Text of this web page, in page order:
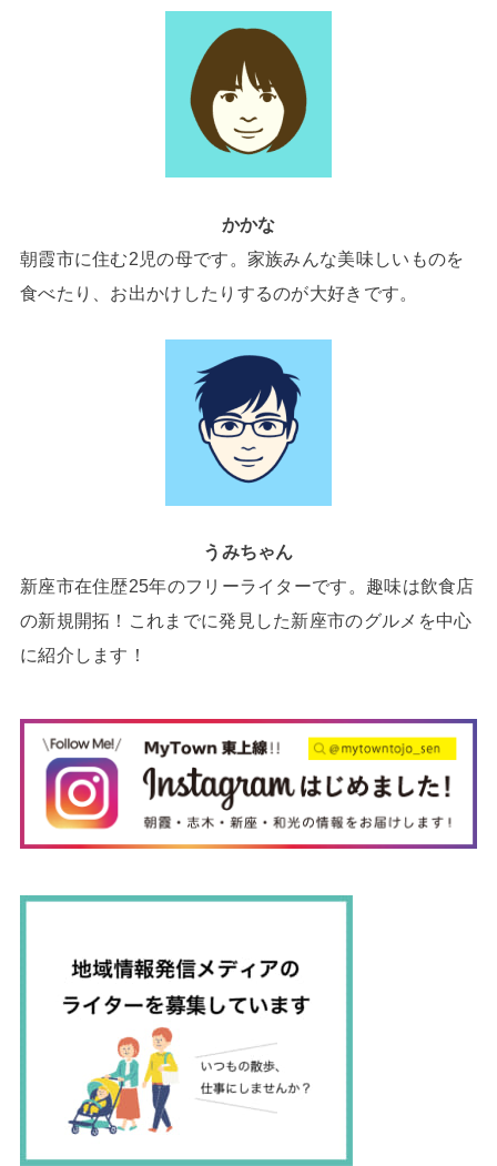
かかな
朝霞市に住む2児の母です。家族みんな美味しいものを
食べたり、お出かけしたりするのが大好きです。
うみちゃん
新座市在住歴25年のフリーライターです。趣味は飲食店
の新規開拓！これまでに発見した新座市のグルメを中心
に紹介します！